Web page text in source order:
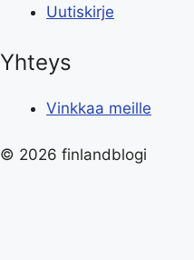
Uutiskirje
Yhteys
Vinkkaa meille
© 2026 finlandblogi